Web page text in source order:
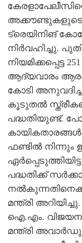
ട്രെയിനിങ്
നിര്‍വഹിച്ചു.
നിയമിക്കപ്പെട്ട
ആദ്യവാരം
കോടി
കൂടുതല്‍
പദ്ധതിയുണ്ട്.
ഫണ്ടില്‍
പദ്ധതിക്ക്
മന്ത്രി
ഐ.എം.
മന്ത്രി